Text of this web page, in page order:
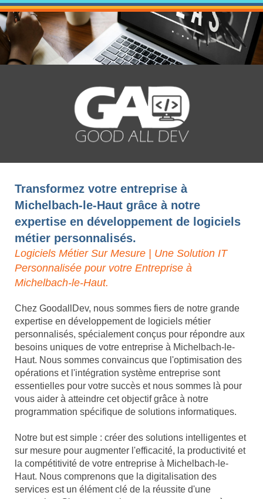
Transformez votre entreprise à
Michelbach-le-Haut grâce à notre
expertise en développement de logiciels
métier personnalisés.
Logiciels Métier Sur Mesure | Une Solution IT
Personnalisée pour votre Entreprise à
Michelbach-le-Haut.
Chez GoodallDev, nous sommes fiers de notre grande
expertise en développement de logiciels métier
personnalisés, spécialement conçus pour répondre aux
besoins uniques de votre entreprise à Michelbach-le-
Haut. Nous sommes convaincus que l'optimisation des
opérations et l'intégration système entreprise sont
essentielles pour votre succès et nous sommes là pour
vous aider à atteindre cet objectif grâce à notre
programmation spécifique de solutions informatiques.
Notre but est simple : créer des solutions intelligentes et
sur mesure pour augmenter l'efficacité, la productivité et
la compétitivité de votre entreprise à Michelbach-le-
Haut. Nous comprenons que la digitalisation des
services est un élément clé de la réussite d'une